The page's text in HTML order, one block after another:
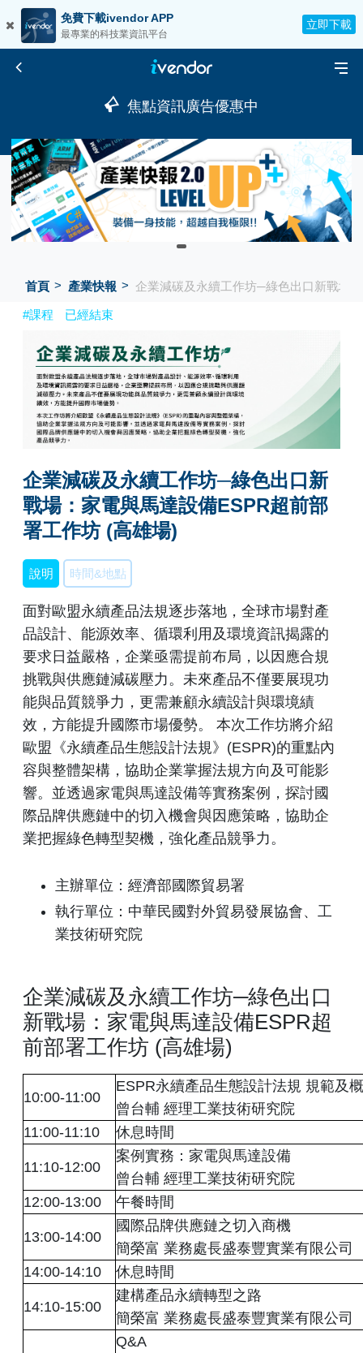
免費下載ivendor APP
最專業的科技業資訊平台
立即下載
焦點資訊廣告優惠中
首頁 產業快報 企業減碳及永續工作坊─綠色出口新戰場
#課程 已經結束
企業減碳及永續工作坊─綠色出口新
戰場：家電與馬達設備ESPR超前部
署工作坊 (高雄場)
說明 時間&地點
面對歐盟永續產品法規逐步落地，全球市場對產
品設計、能源效率、循環利用及環境資訊揭露的
要求日益嚴格，企業亟需提前布局，以因應合規
挑戰與供應鏈減碳壓力。未來產品不僅要展現功
能與品質競爭力，更需兼顧永續設計與環境績
效，方能提升國際市場優勢。 本次工作坊將介紹
歐盟《永續產品生態設計法規》(ESPR)的重點內
容與整體架構，協助企業掌握法規方向及可能影
響。並透過家電與馬達設備等實務案例，探討國
際品牌供應鏈中的切入機會與因應策略，協助企
業把握綠色轉型契機，強化產品競爭力。
主辦單位：經濟部國際貿易署
執行單位：中華民國對外貿易發展協會、工
業技術研究院
企業減碳及永續工作坊─綠色出口
新戰場：家電與馬達設備ESPR超
前部署工作坊 (高雄場)
10:00-11:00
ESPR永續產品生態設計法規 規範及
曾台輔 經理工業技術研究院
11:00-11:10
休息時間
11:10-12:00
案例實務：家電與馬達設備
曾台輔 經理工業技術研究院
12:00-13:00
午餐時間
13:00-14:00
國際品牌供應鏈之切入商機
簡榮富 業務處長盛泰豐實業有限公司
14:00-14:10
休息時間
14:10-15:00
建構產品永續轉型之路
簡榮富 業務處長盛泰豐實業有限公司
Q&A